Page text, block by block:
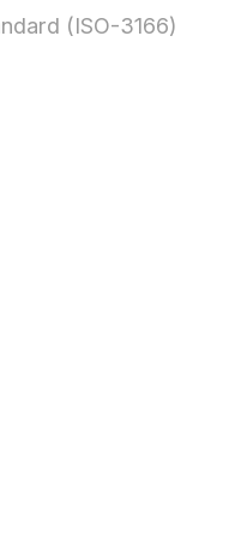
(ISO-3166)